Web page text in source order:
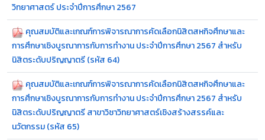
วิทยาศาสตร์ ประจำปีการศึกษา 2567
คุณสมบัติและเกณฑ์การพิจารณาการคัดเลือกนิสิตสหกิจศึกษาและ
การศึกษาเชิงบูรณาการกับการทำงาน ประจำปีการศึกษา 2567 สำหรับ
นิสิตระดับปริญญาตรี (รหัส 64)
คุณสมบัติและเกณฑ์การพิจารณาการคัดเลือกนิสิตสหกิจศึกษาและ
การศึกษาเชิงบูรณาการกับการทำงาน ประจำปีการศึกษา 2567 สำหรับ
นิสิตระดับปริญญาตรี สาขาวิชาวิทยาศาสตร์เชิงสร้างสรรค์และ
นวัตกรรม (รหัส 65)